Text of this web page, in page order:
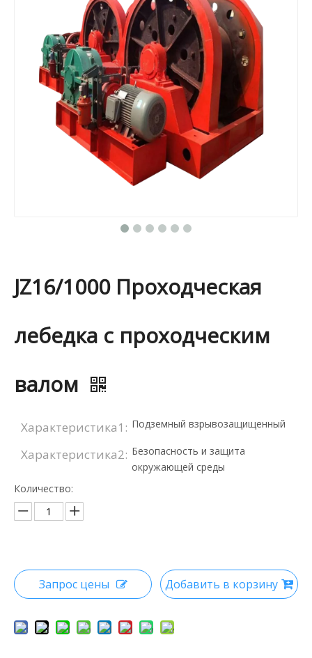
JZ16/1000 Проходческая
лебедка с проходческим
валом
Характеристика1: Подземный взрывозащищенный
Характеристика2: Безопасность и защита
окружающей среды
Количество:
Запрос цены Добавить в корзину